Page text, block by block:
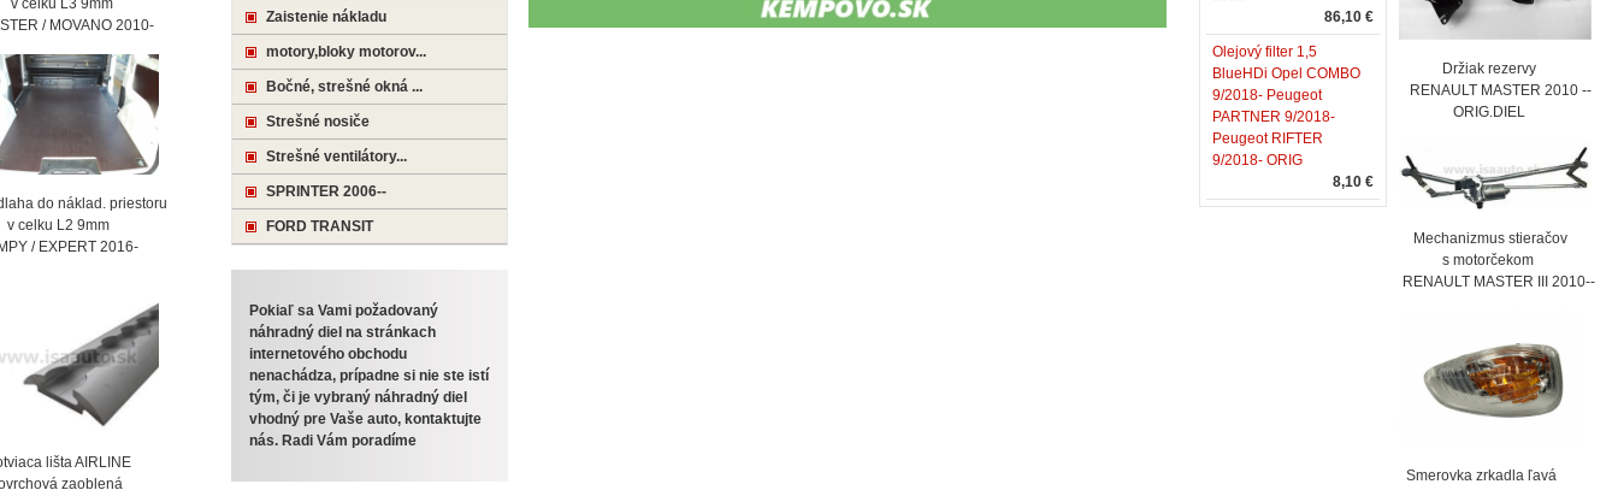
86,10 €
Olejový filter 1,5
BlueHDi Opel COMBO
9/2018- Peugeot
PARTNER 9/2018-
Peugeot RIFTER
9/2018- ORIG
8,10 €
Zaistenie nákladu
motory,bloky motorov...
Bočné, strešné okná ...
Strešné nosiče
Strešné ventilátory...
SPRINTER 2006--
FORD TRANSIT
Pokiaľ sa Vami požadovaný
náhradný diel na stránkach
internetového obchodu
nenachádza, prípadne si nie ste istí
tým, či je vybraný náhradný diel
vhodný pre Vaše auto, kontaktujte
nás. Radi Vám poradíme
L3 9mm
/ MOVANO 2010-
do náklad. priestoru
L2 9mm
/ EXPERT 2016-
lišta AIRLINE
zaoblená
Držiak rezervy
RENAULT MASTER 2010 --
ORIG.DIEL
Mechanizmus stieračov
s motorčekom
RENAULT MASTER III 2010--
Smerovka zrkadla ľavá